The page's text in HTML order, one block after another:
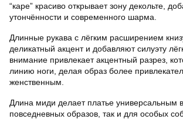
“каре” красиво открывает зону декольте,
утончённости и современного шарма.
Длинные рукава с лёгким расширением
деликатный акцент и добавляют силуэту
внимание привлекает акцентный разрез,
линию ноги, делая образ более
женственным.
Длина миди делает платье универсальным
повседневных образов, так и для особых